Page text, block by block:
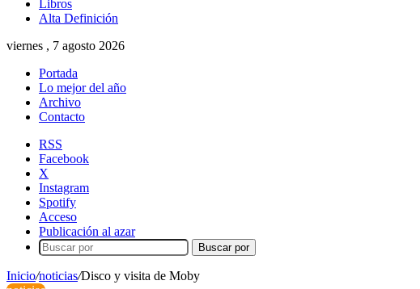
Libros
Alta Definición
viernes , 7 agosto 2026
Portada
Lo mejor del año
Archivo
Contacto
RSS
Facebook
X
Instagram
Spotify
Acceso
Publicación al azar
Buscar por
Inicio/noticias/Disco y visita de Moby